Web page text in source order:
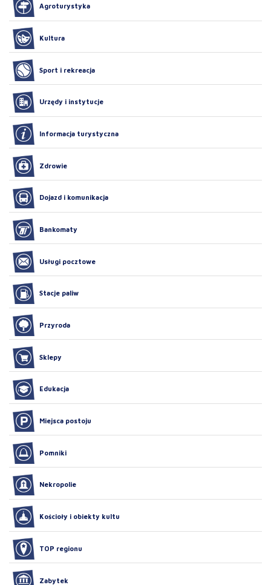
Agroturystyka
Kultura
Sport i rekreacja
Urzędy i instytucje
Informacja turystyczna
Zdrowie
Dojazd i komunikacja
Bankomaty
Usługi pocztowe
Stacje paliw
Przyroda
Sklepy
Edukacja
Miejsca postoju
Pomniki
Nekropolie
Kościoły i obiekty kultu
TOP regionu
Zabytek